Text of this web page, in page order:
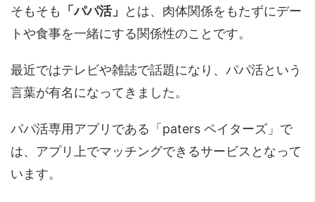
そもそも 「パパ活」
とは、肉体関係をもたずにデー
トや食事を一緒にする関係性のことです。
最近ではテレビや雑誌で話題になり、パパ活という
言葉が有名になってきました。
パパ活専用アプリである「paters ペイターズ」で
は、アプリ上でマッチングできるサービスとなって
います。